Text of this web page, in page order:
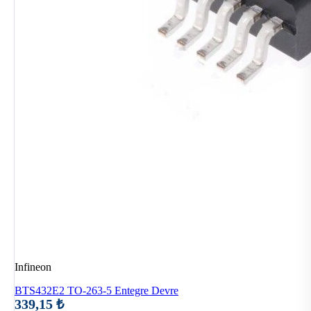
Infineon
BTS432E2 TO-263-5 Entegre Devre
339,15 ₺